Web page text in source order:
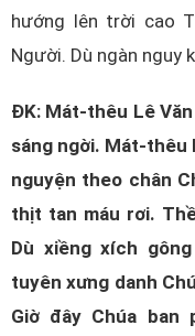
hướng lên trời cao
Người. Dù ngàn nguy
ĐK: Mát-thêu Lê
sáng ngời. Mát-thêu
nguyện theo chân
thịt tan máu rơi.
Dù xiềng xích
tuyên xưng danh
Giờ đây Chúa ban